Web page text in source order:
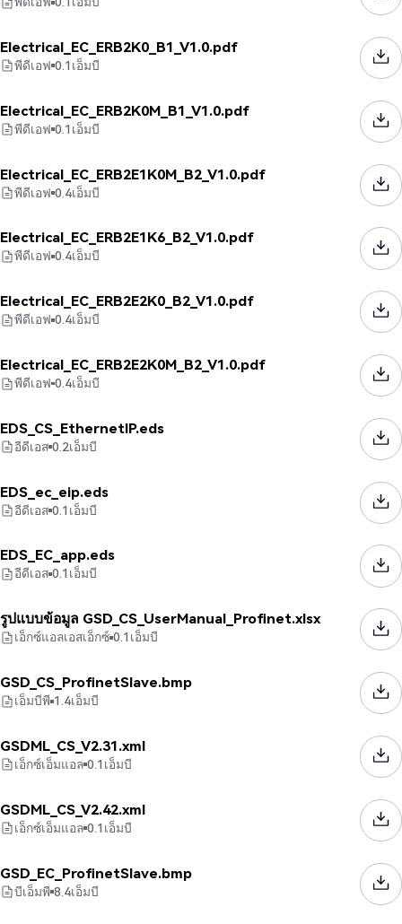
Electrical_EC_ERB2K0_B1_V1.0.pdf
พีดีเอฟ 0.1เอ็มบี
Electrical_EC_ERB2K0M_B1_V1.0.pdf
พีดีเอฟ 0.1เอ็มบี
Electrical_EC_ERB2E1K0M_B2_V1.0.pdf
พีดีเอฟ 0.4เอ็มบี
Electrical_EC_ERB2E1K6_B2_V1.0.pdf
พีดีเอฟ 0.4เอ็มบี
Electrical_EC_ERB2E2K0_B2_V1.0.pdf
พีดีเอฟ 0.4เอ็มบี
Electrical_EC_ERB2E2K0M_B2_V1.0.pdf
พีดีเอฟ 0.4เอ็มบี
EDS_CS_EthernetIP.eds
อีดีเอส 0.2เอ็มบี
EDS_ec_eip.eds
อีดีเอส 0.1เอ็มบี
EDS_EC_app.eds
อีดีเอส 0.1เอ็มบี
รูปแบบข้อมูล GSD_CS_UserManual_Profinet.xlsx
เอ็กซ์แอลเอสเอ็กซ์ 0.1เอ็มบี
GSD_CS_ProfinetSlave.bmp
เอ็มบีพี 1.4เอ็มบี
GSDML_CS_V2.31.xml
เอ็กซ์เอ็มแอล 0.1เอ็มบี
GSDML_CS_V2.42.xml
เอ็กซ์เอ็มแอล 0.1เอ็มบี
GSD_EC_ProfinetSlave.bmp
บีเอ็มพี 8.4เอ็มบี